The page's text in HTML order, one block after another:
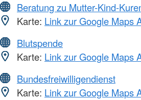
Beratung zu Mutter-Kind-
Karte: Link zur Google Maps
Blutspende
Karte: Link zur Google Maps
Bundesfreiwilligendienst
Karte: Link zur Google Maps